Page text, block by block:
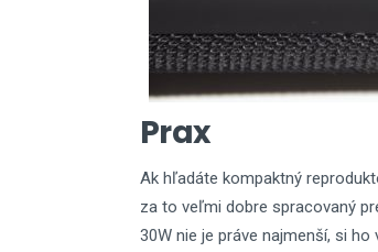
Prax
Ak hľadáte kompaktný
za to veľmi dobre spracovaný
30W nie je práve najmenší, si